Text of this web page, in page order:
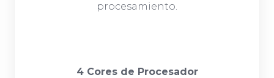
procesamiento.
4 Cores de Procesador